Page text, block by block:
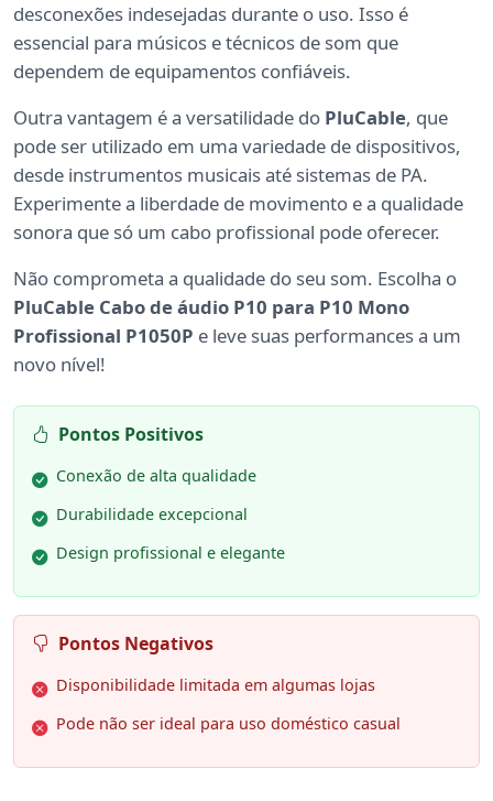
desconexões indesejadas durante o uso. Isso é
essencial para músicos e técnicos de som que
dependem de equipamentos confiáveis.
Outra vantagem é a versatilidade do PluCable, que
pode ser utilizado em uma variedade de dispositivos,
desde instrumentos musicais até sistemas de PA.
Experimente a liberdade de movimento e a qualidade
sonora que só um cabo profissional pode oferecer.
Não comprometa a qualidade do seu som. Escolha o
PluCable Cabo de áudio P10 para P10 Mono
Profissional P1050P e leve suas performances a um
novo nível!
Pontos Positivos
Conexão de alta qualidade
Durabilidade excepcional
Design profissional e elegante
Pontos Negativos
Disponibilidade limitada em algumas lojas
Pode não ser ideal para uso doméstico casual